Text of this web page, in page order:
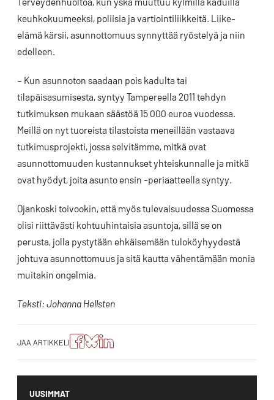
keuhkokuumeeksi, poliisia ja vartiointiliikkeitä. Liike-
elämä kärsii, asunnottomuus synnyttää ryöstelyä ja niin
edelleen.
– Kun asunnoton saadaan pois kadulta tai
tilapäisasumisesta, syntyy Tampereella 2011 tehdyn
tutkimuksen mukaan säästöä 15 000 euroa vuodessa.
Meillä on nyt tuoreista tilastoista meneillään vastaava
tutkimusprojekti, jossa selvitämme, mitkä ovat
asunnottomuuden kustannukset yhteiskunnalle ja mitkä
ovat hyödyt, joita asunto ensin -periaatteella syntyy.
Ojankoski toivookin, että myös tulevaisuudessa Suomessa
olisi riittävästi kohtuuhintaisia asuntoja, sillä se on
perusta, jolla pystytään ehkäisemään tuloköyhyydestä
johtuva asunnottomuus ja sitä kautta vähentämään monia
muitakin ongelmia.
Teksti: Johanna Hellsten
JAA ARTIKKELI
Jaa
artikkeli
Facebookissa
Jaa
artikkeli
Blueskyssa
Jako:
Jaa
artikkeli
LinkedIn:ssä
UUSIMMAT